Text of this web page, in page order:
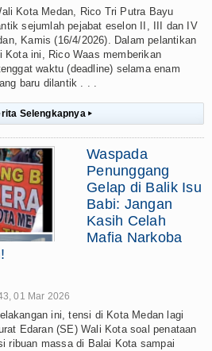
Kota Medan, Rico Tri Putra Bayu
sejumlah pejabat eselon II, III dan IV
Kamis (16/4/2026). Dalam pelantikan
Kota ini, Rico Waas memberikan
waktu (deadline) selama enam
baru dilantik . . .
Selengkapnya ▸
Waspada
Penunggang
Gelap di Balik Isu
Babi: Jangan
Kasih Celah
Mafia Narkoba
01 Mar 2026
ini, tensi di Kota Medan lagi
Edaran (SE) Wali Kota soal penataan
ribuan massa di Balai Kota sampai